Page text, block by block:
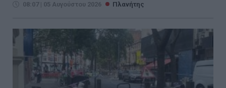
08:07 | 05 Αυγούστου 2026 Πλανήτης